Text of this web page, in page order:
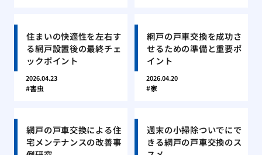
住まいの快適性を左右す
る網戸設置後の最終チェ
ックポイント
2026.04.23
害虫
網戸の戸車交換を成功さ
せるための準備と重要ポ
イント
2026.04.20
家
網戸の戸車交換による住
宅メンテナンスの改善事
週末の小掃除ついでにで
きる網戸の戸車交換のス